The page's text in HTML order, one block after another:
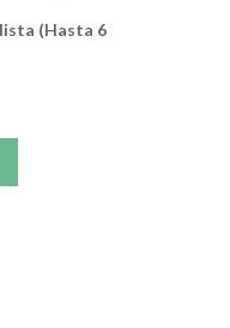
(Hasta 6